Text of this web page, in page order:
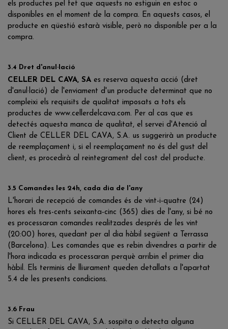
els productes pel fet que aquests no estiguin en estoc o
disponibles en el moment de la compra. En aquests casos, el
producte en qüestió estarà visible, però no disponible per a la
compra.
3.4 Dret d'anul·lació
CELLER DEL CAVA, SA es reserva aquesta acció (dret
d'anul·lació) de l'enviament d'un producte determinat que no
compleixi els requisits de qualitat imposats a tots els
productes de www.cellerdelcava.com. Per al cas que es
detectés aquesta manca de qualitat, el servei d'Atenció al
Client de CELLER DEL CAVA, S.A. us suggerirà un producte
de reemplaçament i, si el reemplaçament no és del gust del
client, es procedirà al reintegrament del cost del producte.
3.5 Comandes les 24h, cada dia de l'any
L'horari de recepció de comandes és de vint-i-quatre (24)
hores els tres-cents seixanta-cinc (365) dies de l'any, si bé no
es processaran comandes realitzades després de les vint
(20:00) hores, quedant per al dia hàbil següent a Terrassa
(Barcelona). Les comandes que es rebin divendres a partir de
l'hora indicada es processaran perquè arribin el primer dia
hàbil. Els terminis de lliurament queden detallats a l'apartat
5.4 de les presents condicions.
3.6 Frau
Si CELLER DEL CAVA, S.A. sospita o detecta alguna